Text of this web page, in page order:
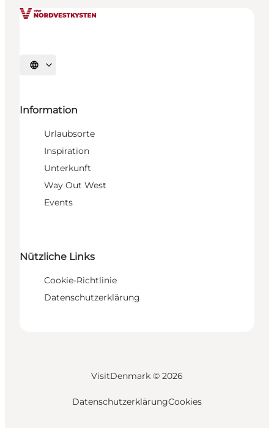
Sprache auswählen
Information
Urlaubsorte
Inspiration
Unterkunft
Way Out West
Events
Nützliche Links
Cookie-Richtlinie
Datenschutzerklärung
VisitDenmark © 2026
DatenschutzerklärungCookies